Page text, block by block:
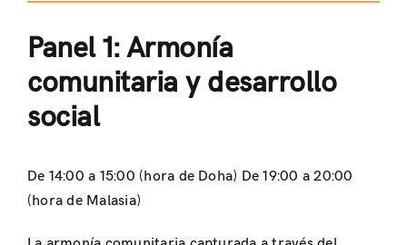
Panel 1: Armonía
comunitaria y desarrollo
social
De 14:00 a 15:00 (hora de Doha) De 19:00 a 20:00
(hora de Malasia)